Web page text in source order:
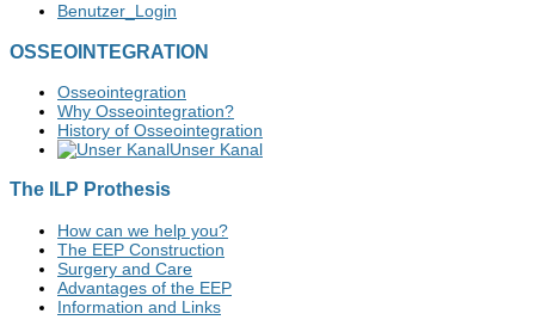
Benutzer_Login
OSSEOINTEGRATION
Osseointegration
Why Osseointegration?
History of Osseointegration
Unser Kanal
The ILP Prothesis
How can we help you?
The EEP Construction
Surgery and Care
Advantages of the EEP
Information and Links